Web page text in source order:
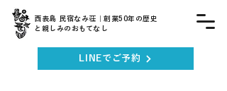
西表島 民宿なみ荘｜創業50年の歴史
と親しみのおもてなし
LINEでご予約